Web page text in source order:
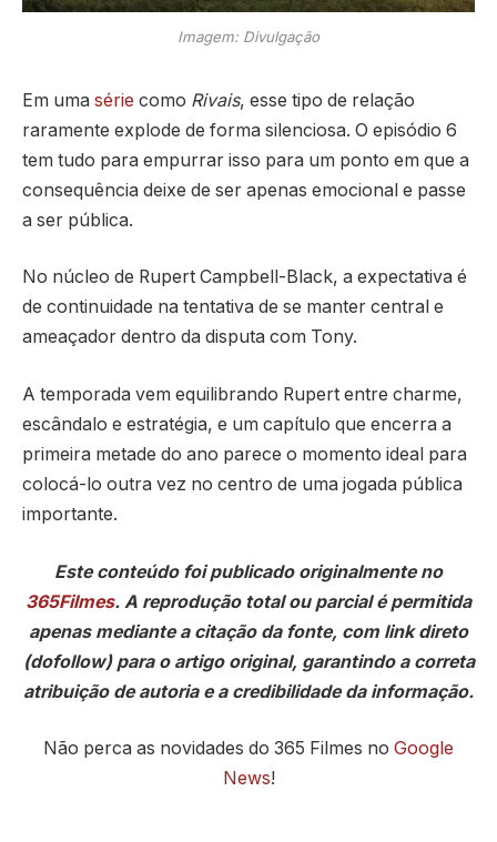
Imagem: Divulgação
Em uma série como Rivais, esse tipo de relação
raramente explode de forma silenciosa. O episódio 6
tem tudo para empurrar isso para um ponto em que a
consequência deixe de ser apenas emocional e passe
a ser pública.
No núcleo de Rupert Campbell-Black, a expectativa é
de continuidade na tentativa de se manter central e
ameaçador dentro da disputa com Tony.
A temporada vem equilibrando Rupert entre charme,
escândalo e estratégia, e um capítulo que encerra a
primeira metade do ano parece o momento ideal para
colocá-lo outra vez no centro de uma jogada pública
importante.
Este conteúdo foi publicado originalmente no
365Filmes. A reprodução total ou parcial é permitida
apenas mediante a citação da fonte, com link direto
(dofollow) para o artigo original, garantindo a correta
atribuição de autoria e a credibilidade da informação.
Não perca as novidades do 365 Filmes no Google
News!